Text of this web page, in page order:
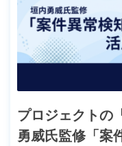
プロジェクトの
勇威氏監修「案